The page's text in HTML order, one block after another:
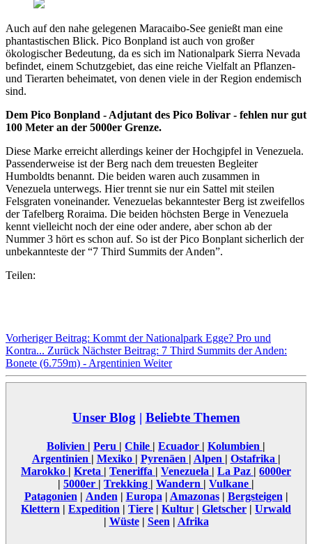
Auch auf den nahe gelegenen Maracaibo-See genießt man eine
phantastischen Blick. Pico Bonpland ist auch von großer
ökologischer Bedeutung, da es sich im Nationalpark Sierra Nevada
befindet, einem Schutzgebiet, das eine reiche Vielfalt an Pflanzen-
und Tierarten beheimatet, von denen viele in der Region endemisch
sind.
Dem Pico Bonpland - Adjutant des Pico Bolivar - fehlen nur gut
100 Meter an der 5000er Grenze.
Diese Marke erreicht allerdings keiner der Hochgipfel in Venezuela.
Passenderweise ist der Berg nach dem treuesten Begleiter
Humboldts benannt. Die beiden waren auch zusammen in
Venezuela unterwegs. Hier trennt sie nur ein Sattel mit steilen
Felsgraten voneinander. Venezuelas bekanntester Berg ist zweifellos
der Tafelberg Roraima. Die beiden höchsten Berge in Venezuela
kennt vielleicht noch der eine oder andere, aber schon ab der
Nummer 3 hört es schon auf. So ist der Pico Bonplant sicherlich der
unbekannteste der “7 Third Summits der Anden”.
Teilen:
Vorheriger Beitrag: Kommt der Nationalpark Egge? Pro und
Kontra... Zurück Nächster Beitrag: 7 Third Summits der Anden:
Bonete (6.759m) - Argentinien Weiter
Unser Blog | Beliebte Themen
Bolivien | Peru | Chile | Ecuador | Kolumbien |
Argentinien | Mexiko | Pyrenäen | Alpen | Ostafrika |
Marokko | Kreta | Teneriffa | Venezuela | La Paz | 6000er
| 5000er | Trekking | Wandern | Vulkane |
Patagonien | Anden | Europa | Amazonas| Bergsteigen |
Klettern | Expedition | Tiere | Kultur | Gletscher | Urwald
| Wüste| Seen | Afrika